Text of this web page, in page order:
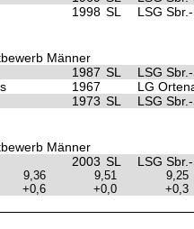
1998 SL LSG
Männer
1987 SL
LSG
1967
LG
1973 SL LSG
Männer
2003 SL LSG
9,36 9,51
9,25
+0,6 +0,0 +0,3